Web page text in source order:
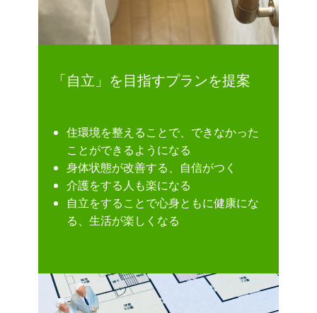
「自立」を目指すプランを提案
住環境を整えることで、できなかった
ことができるようになる
身体状態が改善する、自信がつく
介護をする人も楽になる
自立をすることで心身ともに健康にな
る、生活が楽しくなる